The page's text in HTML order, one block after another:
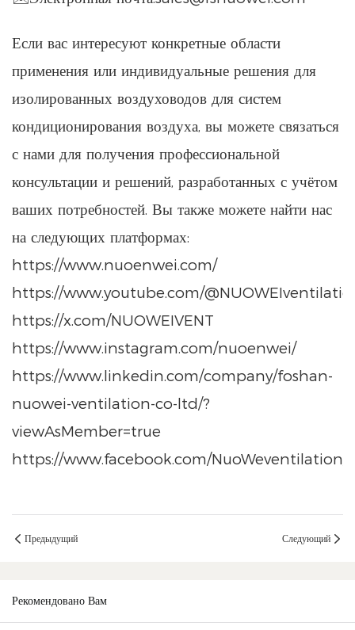
Если вас интересуют конкретные области
применения или индивидуальные решения для
изолированных воздуховодов для систем
кондиционирования воздуха, вы можете связаться
с нами для получения профессиональной
консультации и решений, разработанных с учётом
ваших потребностей. Вы также можете найти нас
на следующих платформах:
https://www.nuoenwei.com/
https://www.youtube.com/
https://x.com/NUOWEIVENT
https://www.instagram.com/nuoenwei/
https://www.linkedin.com/company/foshan-
nuowei-ventilation-co-ltd/?
viewAsMember=true
https://www.facebook.com/NuoWeventilation/
Предыдущий Следующий
Рекомендовано Вам